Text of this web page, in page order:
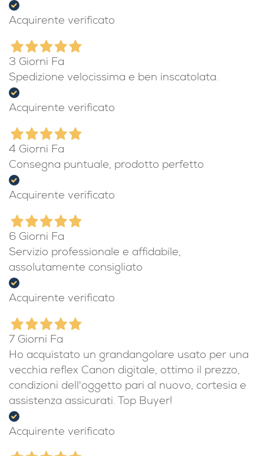
Acquirente verificato
3 Giorni Fa
Spedizione velocissima e ben inscatolata.
Acquirente verificato
4 Giorni Fa
Consegna puntuale, prodotto perfetto
Acquirente verificato
6 Giorni Fa
Servizio professionale e affidabile,
assolutamente consigliato
Acquirente verificato
7 Giorni Fa
Ho acquistato un grandangolare usato per una
vecchia reflex Canon digitale, ottimo il prezzo,
condizioni dell'oggetto pari al nuovo, cortesia e
assistenza assicurati. Top Buyer!
Acquirente verificato